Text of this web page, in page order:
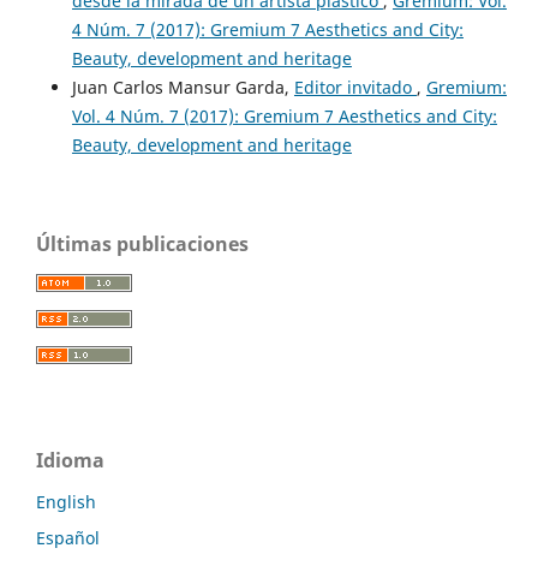
4 Núm. 7 (2017): Gremium 7 Aesthetics and City:
Beauty, development and heritage
Juan Carlos Mansur Garda, Editor invitado , Gremium:
Vol. 4 Núm. 7 (2017): Gremium 7 Aesthetics and City:
Beauty, development and heritage
Últimas publicaciones
Idioma
English
Español